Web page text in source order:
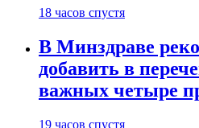
18 часов спустя
В Минздраве
добавить в
важных четыре
19 часов спустя